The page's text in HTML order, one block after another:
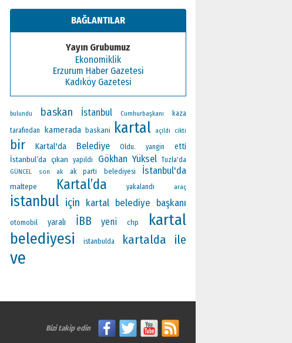
BAĞLANTILAR
Yayın Grubumuz
Ekonomiklik
Erzurum Haber Gazetesi
Kadıköy Gazetesi
bulundu baskan İstanbul Cumhurbaşkanı kaza
tarafından kamerada baskani kartal açıldı cikti
bir Kartal'da Belediye Oldu. yangin
etti
İstanbul’da çıkan yapıldı Gökhan Yüksel Tuzla'da
GÜNCEL son ak ak parti belediyesi İstanbul'da
maltepe Kartal’da yakalandı araç
istanbul için kartal belediye başkanı
otomobil yaralı İBB yeni chp
kartal
belediyesi
istanbulda kartalda ile
ve
Bizi takip edin